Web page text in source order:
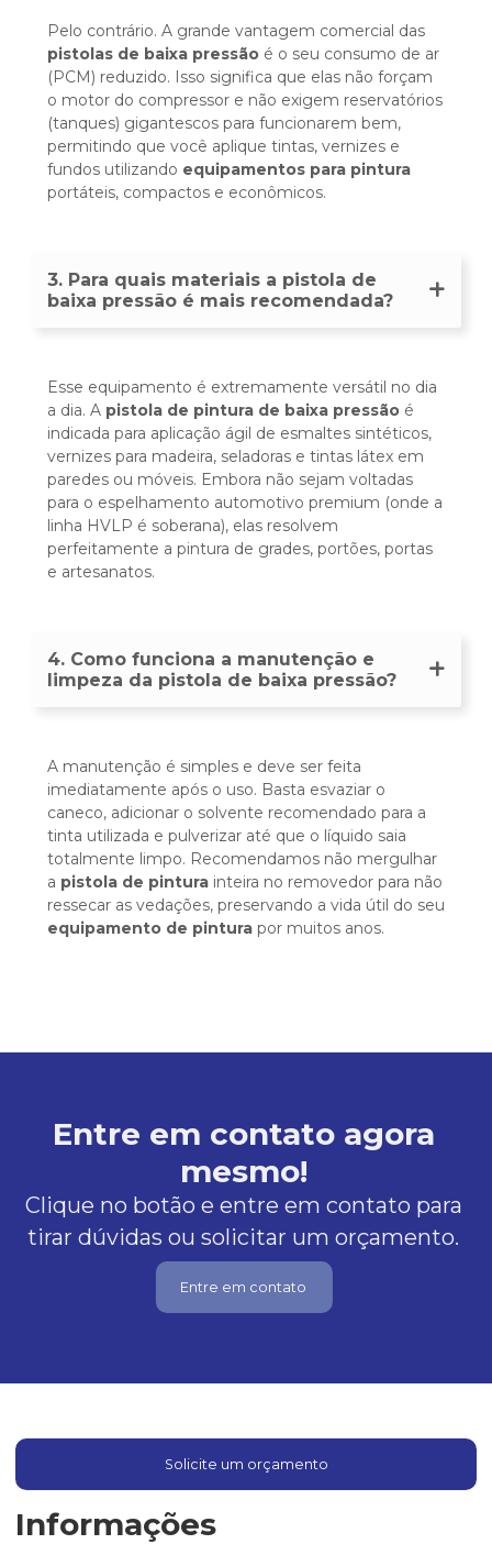
Pelo contrário. A grande vantagem comercial das
pistolas de baixa pressão é o seu consumo de ar
(PCM) reduzido. Isso significa que elas não forçam
o motor do compressor e não exigem reservatórios
(tanques) gigantescos para funcionarem bem,
permitindo que você aplique tintas, vernizes e
fundos utilizando equipamentos para pintura
portáteis, compactos e econômicos.
3. Para quais materiais a pistola de
baixa pressão é mais recomendada?
Esse equipamento é extremamente versátil no dia
a dia. A pistola de pintura de baixa pressão é
indicada para aplicação ágil de esmaltes sintéticos,
vernizes para madeira, seladoras e tintas látex em
paredes ou móveis. Embora não sejam voltadas
para o espelhamento automotivo premium (onde a
linha HVLP é soberana), elas resolvem
perfeitamente a pintura de grades, portões, portas
e artesanatos.
4. Como funciona a manutenção e
limpeza da pistola de baixa pressão?
A manutenção é simples e deve ser feita
imediatamente após o uso. Basta esvaziar o
caneco, adicionar o solvente recomendado para a
tinta utilizada e pulverizar até que o líquido saia
totalmente limpo. Recomendamos não mergulhar
a pistola de pintura inteira no removedor para não
ressecar as vedações, preservando a vida útil do seu
equipamento de pintura por muitos anos.
Entre em contato agora
mesmo!
Clique no botão e entre em contato para
tirar dúvidas ou solicitar um orçamento.
Entre em contato
Solicite um orçamento
Informações